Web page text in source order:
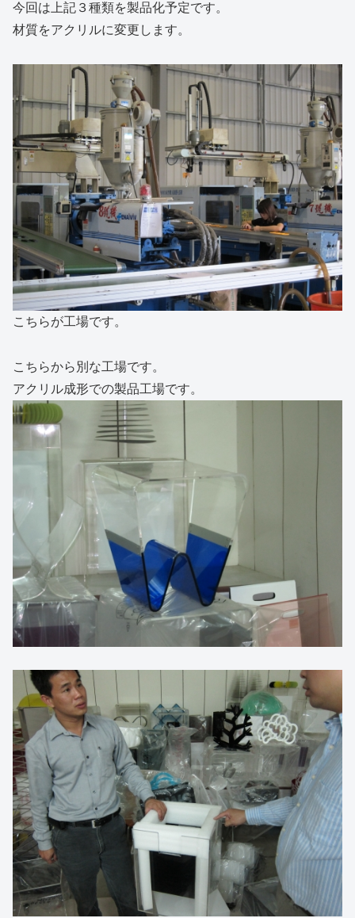
今回は上記３種類を製品化予定です。
材質をアクリルに変更します。
こちらが工場です。
こちらから別な工場です。
アクリル成形での製品工場です。